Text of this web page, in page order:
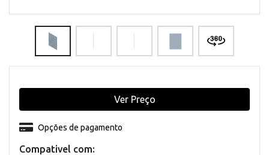
Compativel com:
Opções de pagamento
Ver Preço